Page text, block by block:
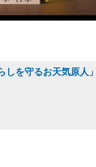
しを守るお天気原人